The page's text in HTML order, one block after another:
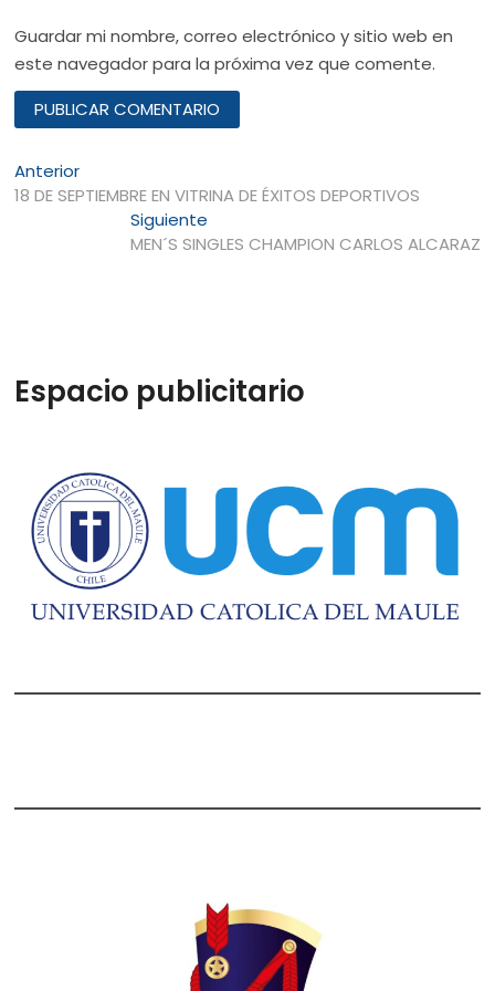
Guardar mi nombre, correo electrónico y sitio web en
este navegador para la próxima vez que comente.
Navegación
de
entradas
AnteriorEntrada
anterior:
18 DE SEPTIEMBRE EN VITRINA DE ÉXITOS DEPORTIVOS
SiguienteEntrada
siguiente:
MEN´S SINGLES CHAMPION CARLOS ALCARAZ
Espacio publicitario